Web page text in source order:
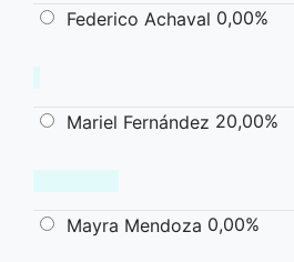
Federico Achaval 0,00%
Mariel Fernández 20,00%
Mayra Mendoza 0,00%